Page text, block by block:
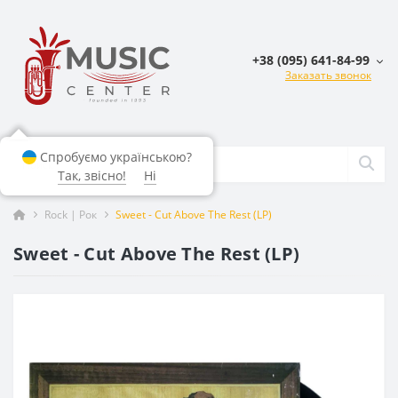
+38 (095) 641-84-99
Заказать звонок
Rock | Рок Sweet - Cut Above The Rest (LP)
Sweet - Cut Above The Rest (LP)
Спробуємо українською?
Так, звісно!
Ні